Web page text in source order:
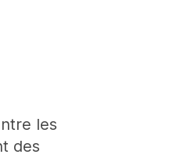
les
des